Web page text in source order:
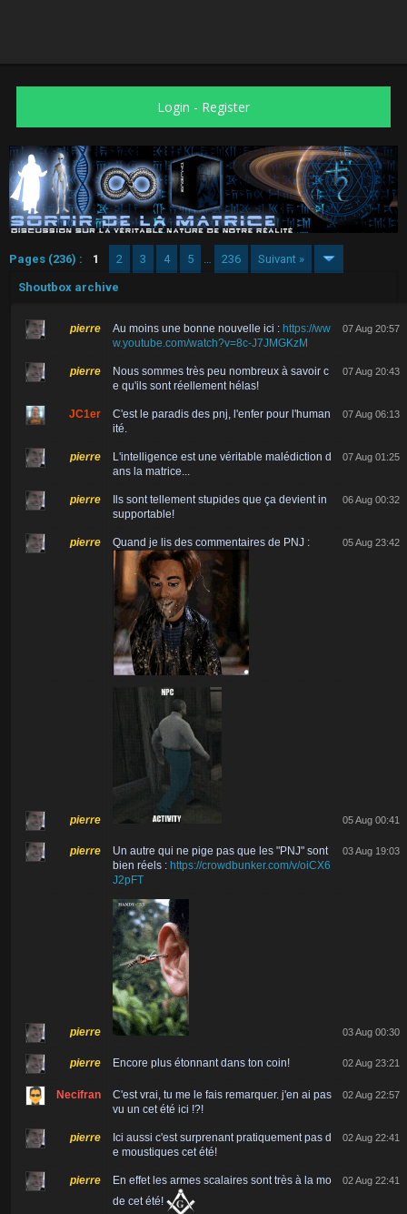
Login - Register
Pages (236) : 1 2 3 4 5 236 Suivant »
Shoutbox archive
pierre Au moins une bonne nouvelle ici : https://ww
w.youtube.com/watch?v=8c-J7JMGKzM
07 Aug 20:57
pierre
Nous sommes très peu nombreux à savoir c
e qu'ils sont réellement hélas!
07 Aug 20:43
JC1er
C'est le paradis des pnj, l'enfer pour l'human
ité.
07 Aug 06:13
pierre
L'intelligence est une véritable malédiction d
ans la matrice...
07 Aug 01:25
pierre
Ils sont tellement stupides que ça devient in
supportable!
06 Aug 00:32
pierre Quand je lis des commentaires de PNJ : 05 Aug 23:42
pierre 05 Aug 00:41
pierre
Un autre qui ne pige pas que les "PNJ" sont
bien réels : https://crowdbunker.com/v/oiCX6
J2pFT
03 Aug 19:03
pierre 03 Aug 00:30
pierre Encore plus étonnant dans ton coin! 02 Aug 23:21
Necifran
C'est vrai, tu me le fais remarquer. j'en ai pas
vu un cet été ici !?!
02 Aug 22:57
pierre
Ici aussi c'est surprenant pratiquement pas d
e moustiques cet été!
02 Aug 22:41
pierre
En effet les armes scalaires sont très à la mo
de cet été!
02 Aug 22:41